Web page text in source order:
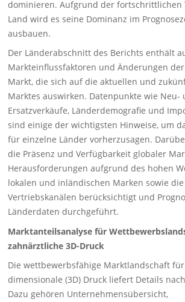
dominieren. Aufgrund der fortschrittlichen
Land wird es seine Dominanz im
ausbauen.
Der Länderabschnitt des Berichts enthält
Markteinflussfaktoren und Änderungen
Markt, die sich auf die aktuellen und
Marktes auswirken. Datenpunkte wie Neu-
Ersatzverkäufe, Länderdemografie und
sind einige der wichtigsten Hinweise, um
für einzelne Länder vorherzusagen.
die Präsenz und Verfügbarkeit globaler
Herausforderungen aufgrund des hohen
lokalen und inländischen Marken sowie
Vertriebskanälen berücksichtigt und
Länderdaten durchgeführt.
Marktanteilsanalyse für
zahnärztliche 3D-Druck
Die wettbewerbsfähige Marktlandschaft
dimensionale (3D) Druck liefert Details
Dazu gehören Unternehmensübersicht,